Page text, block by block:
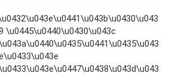
\u0445\u0440\u0430\u043c